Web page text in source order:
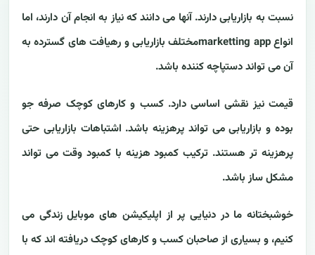
نسبت به بازاریابی دارند. آنها می دانند که نیاز به انجام آن دارند، اما
انواع marketting appمختلف بازاریابی و رهیافت های گسترده به
آن می تواند دستپاچه کننده باشد.
قیمت نیز نقشی اساسی دارد. کسب و کارهای کوچک صرفه جو
بوده و بازاریابی می تواند پرهزینه باشد. اشتباهات بازاریابی حتی
پرهزینه تر هستند. ترکیب کمبود هزینه با کمبود وقت می تواند
مشکل ساز باشد.
خوشبختانه ما در دنیایی پر از اپلیکیشن های موبایل زندگی می
کنیم، و بسیاری از صاحبان کسب و کارهای کوچک دریافته اند که با